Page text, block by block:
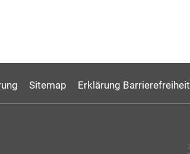
Sitemap Erklärung Barrierefreiheit